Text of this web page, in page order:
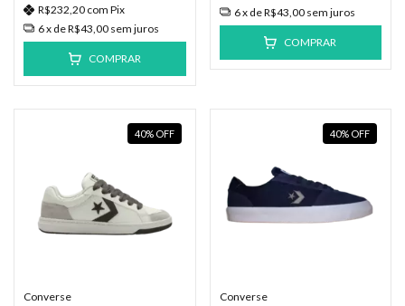
R$232,20 com Pix
6x deR$43,00 sem juros
COMPRAR
6x deR$43,00 sem juros
COMPRAR
40% OFF
Converse
40% OFF
Converse